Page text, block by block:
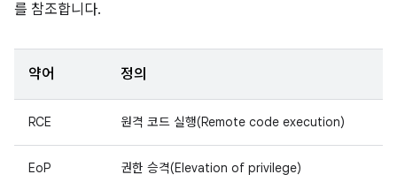
를 참조합니다.
약어 정의
RCE 원격 코드 실행(Remote code execution)
EoP 권한 승격(Elevation of privilege)